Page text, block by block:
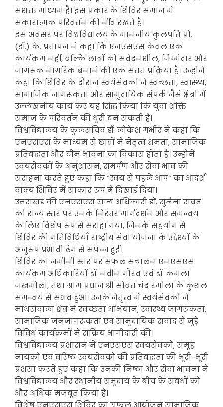
सशक्त माध्यम है। इस प्रकार के शिविर समाज में
सकारात्मक परिवर्तन की नींव रखते हैं।
इस अवसर पर विश्वविद्यालय के माननीय कुलपति प्रो.
(डॉ.) के. प्रतापन ने कहा कि एनएसएस केवल एक
कार्यक्रम नहीं, बल्कि छात्रों को संवेदनशील, जिम्मेदार और
जागरूक नागरिक बनाने की एक सतत प्रक्रिया है। उन्होंने
कहा कि शिविर के दौरान स्वयंसेवकों ने स्वच्छता, स्वास्थ्य,
सामाजिक जागरूकता और सामुदायिक संपर्क जैसे क्षेत्रों में
उल्लेखनीय कार्य कर यह सिद्ध किया कि युवा शक्ति
समाज के परिवर्तन की धुरी बन सकती है।
विश्वविद्यालय के कुलसचिव डॉ. लोकेश गंभीर ने कहा कि
एनएसएस के माध्यम से छात्रों में नेतृत्व क्षमता, सामाजिक
प्रतिबद्धता और टीम भावना का विकास होता है। उन्होंने
स्वयंसेवकों के अनुशासन, समर्पण और सेवा भाव की
सराहना करते हुए कहा कि “स्वयं से पहले आप” का आदर्श
वाक्य शिविर में साकार रूप में दिखाई दिया।
उत्तराखंड की एनएसएस राज्य अधिकारी डॉ. सुनैना रावत
को राज्य स्तर पर उनके निरंतर मार्गदर्शन और समन्वय
के लिए विशेष रूप से सराहा गया, जिनके सहयोग से
शिविर की गतिविधियाँ राष्ट्रीय सेवा योजना के उद्देश्यों के
अनुरूप प्रभावी ढंग से संपन्न हुईं।
शिविर का जमीनी स्तर पर सफल संचालन एनएसएस
कार्यक्रम अधिकारियों डॉ. नवीन गौरव एवं डॉ. कमला
जखमोला, तथा ग्राम प्रधान श्री सोबत चंद रमोला के कुशल
समन्वय से संभव हुआ। उनके नेतृत्व में स्वयंसेवकों ने
मोथरोवाला क्षेत्र में स्वच्छता अभियान, स्वास्थ्य जागरूकता,
सामाजिक जनजागरूकता एवं सामुदायिक संवाद से जुड़े
विविध कार्यक्रमों में सक्रिय भागीदारी की।
विश्वविद्यालय प्रशासन ने एनएसएस स्वयंसेवकों, समूह
नायकों एवं वरिष्ठ स्वयंसेवकों की प्रतिबद्धता की भूरी-भूरी
प्रशंसा करते हुए कहा कि उनकी निष्ठा और सेवा भावना ने
विश्वविद्यालय और स्थानीय समुदाय के बीच के संबंधों को
और अधिक मजबूत किया है।
विशेष एनएसएस शिविर का सफल आयोजन सामाजिक